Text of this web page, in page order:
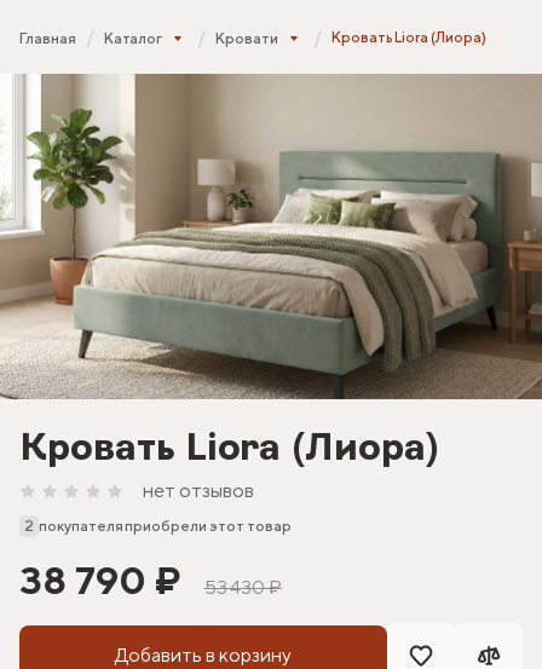
Главная Каталог Кровати Кровать Liora (Лиора)
Кровать Liora (Лиора)
нет отзывов
2 покупателя приобрели этот товар
38 790 ₽ 53 430 ₽
Добавить в корзину